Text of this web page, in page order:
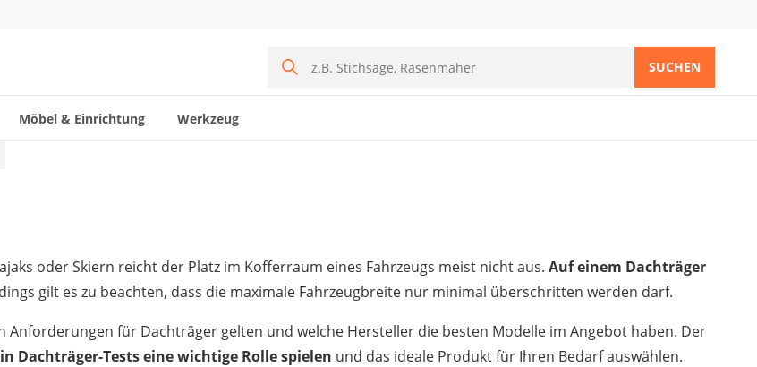
SUCHEN
Möbel & Einrichtung Werkzeug
oder Skiern reicht der Platz im Kofferraum eines Fahrzeugs meist nicht aus. Auf einem Dachträger
gilt es zu beachten, dass die maximale Fahrzeugbreite nur minimal überschritten werden darf.
Anforderungen für Dachträger gelten und welche Hersteller die besten Modelle im Angebot haben. Der
Dachträger-Tests eine wichtige Rolle spielen und das ideale Produkt für Ihren Bedarf auswählen.